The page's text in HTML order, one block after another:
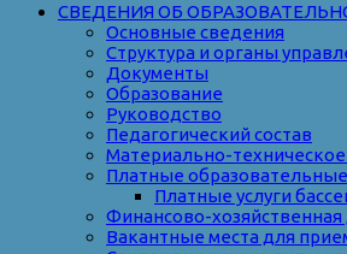
СВЕДЕНИЯ ОБ
Основные сведения
Структура и органы
Документы
Образование
Руководство
Педагогический состав
Материально-
Платные образовательные
Платные услуги
Финансово-хозяйственная
Вакантные места для